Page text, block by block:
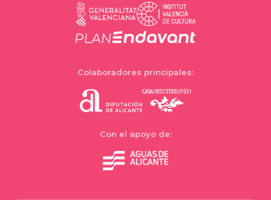
Colaboradores principales:
Con el apoyo de: